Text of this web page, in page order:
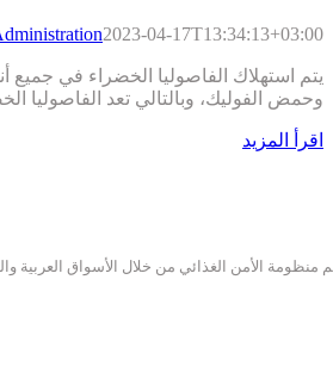
2023-04-17T13:34:13+03:00
يتم استهلاك الفاصوليا الخضراء في جميع
وحمض الفوليك، وبالتالي تعد الفاصوليا
‫اقرأ المزيد
منظومة الأمن الغذائي من خلال الأسواق العربية